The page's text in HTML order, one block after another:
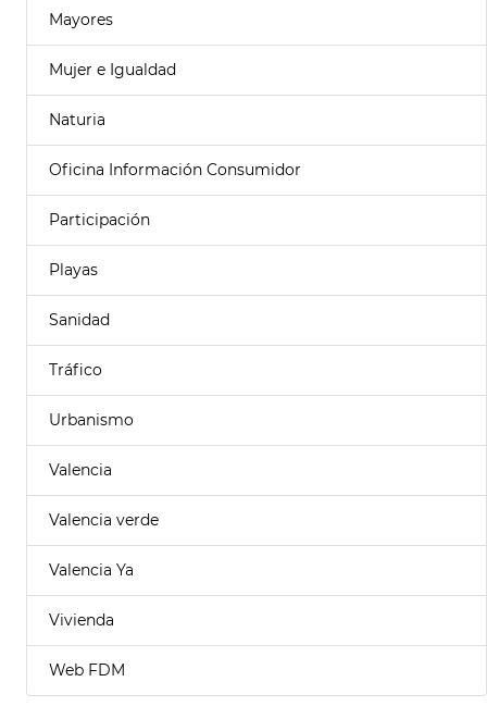
Mayores
Mujer e Igualdad
Naturia
Oficina Información Consumidor
Participación
Playas
Sanidad
Tráfico
Urbanismo
Valencia
Valencia verde
Valencia Ya
Vivienda
Web FDM